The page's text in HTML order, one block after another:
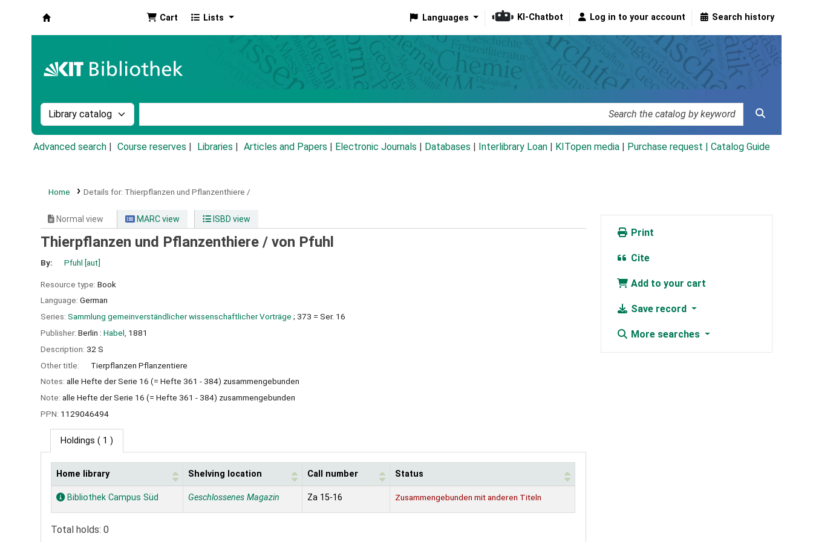
Cart Lists Languages KI-Chatbot Log in to your account Search history
Search the catalog by:
Advanced search Course reserves Libraries Articles and Papers Electronic Journals Databases Interlibrary Loan KITopen media Purchase request | Catalog Guide
Home Details for: Thierpflanzen und Pflanzenthiere /
Normal view MARC view ISBD view
Thierpflanzen und Pflanzenthiere / von Pfuhl
By: Pfuhl [aut]
Resource type: Book
Language: German
Series: Sammlung gemeinverständlicher wissenschaftlicher Vorträge ; 373 = Ser. 16
Publisher: Berlin : Habel, 1881
Description: 32 S
Other title:
Tierpflanzen Pflanzentiere
Notes: alle Hefte der Serie 16 (= Hefte 361 - 384) zusammengebunden
Note: alle Hefte der Serie 16 (= Hefte 361 - 384) zusammengebunden
PPN: 1129046494
Holdings ( 1 )
Holdings
Home library Shelving location Call number Status
Bibliothek Campus Süd Geschlossenes Magazin Za 15-16 Zusammengebunden mit anderen Titeln
Total holds: 0
Print
Cite
Add to your cart
Save record
More searches